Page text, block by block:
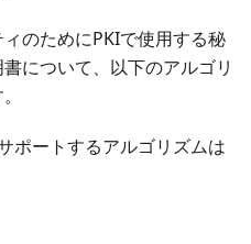
のためにPKIで使用する秘
について、以下のアルゴリ
ポートするアルゴリズムは